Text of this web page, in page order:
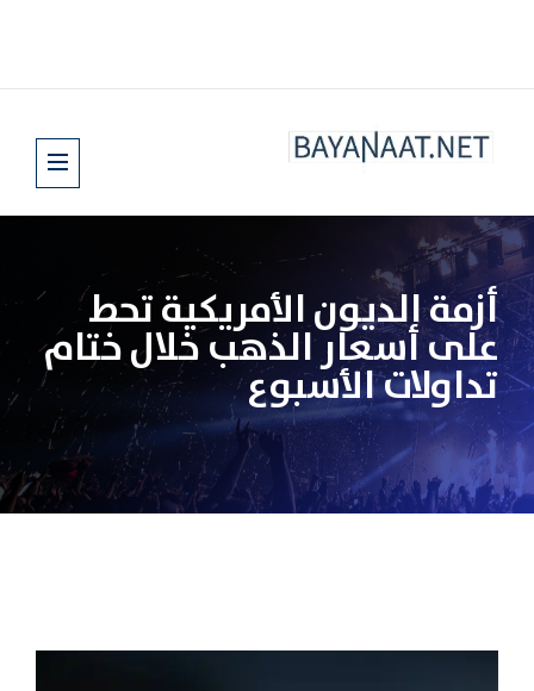
أزمة الديون الأمريكية تحط
على أسعار الذهب خلال ختام
تداولات الأسبوع